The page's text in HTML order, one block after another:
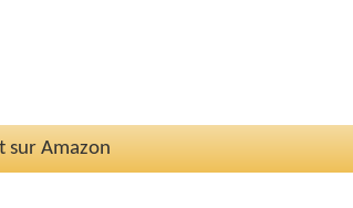
sur Amazon